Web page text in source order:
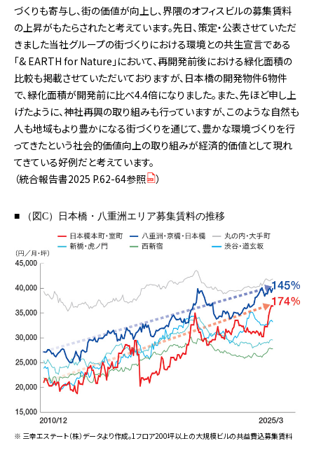
づくりも寄与し、街の価値が向上し、界隈のオフィスビルの募集賃料
の上昇がもたらされたと考えています。先日、策定・公表させていただ
きました当社グループの街づくりにおける環境との共生宣言である
「& EARTH for Nature」において、再開発前後における緑化面積の
比較も掲載させていただいておりますが、日本橋の開発物件6物件
で、緑化面積が開発前に比べ4.4倍になりました。また、先ほど申し上
げたように、神社再興の取り組みも行っていますが、このような自然も
人も地域もより豊かになる街づくりを通じて、豊かな環境づくりを行
ってきたという社会的価値向上の取り組みが経済的価値として現れ
てきている好例だと考えています。
（統合報告書2025 P.62-64参照 ）
■ （図C）日本橋・八重洲エリア募集賃料の推移
※ 三幸エステート（株）データより作成。1フロア200坪以上の大規模ビルの共益費込募集賃料